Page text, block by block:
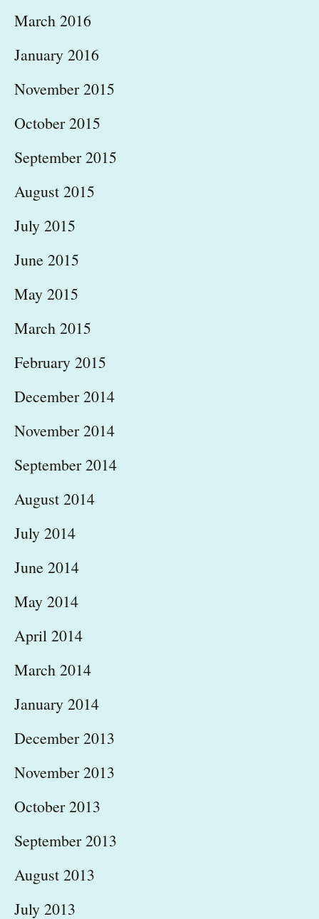
March 2016
January 2016
November 2015
October 2015
September 2015
August 2015
July 2015
June 2015
May 2015
March 2015
February 2015
December 2014
November 2014
September 2014
August 2014
July 2014
June 2014
May 2014
April 2014
March 2014
January 2014
December 2013
November 2013
October 2013
September 2013
August 2013
July 2013